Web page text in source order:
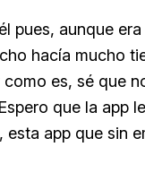
pues, aunque
hacía mucho
es, sé que
que la app
esta app que sin